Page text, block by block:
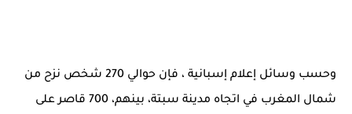
وحسب وسائل إعلام إسبانية ، فإن حوالي 270 شخص نزح من
شمال المغرب في اتجاه مدينة سبتة، بينهم، 700 قاصر على